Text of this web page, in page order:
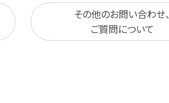
その他のお問い合わせ、
ご質問について